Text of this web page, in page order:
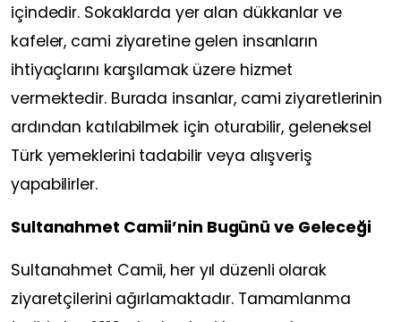
içindedir. Sokaklarda yer alan dükkanlar ve
kafeler, cami ziyaretine gelen insanların
ihtiyaçlarını karşılamak üzere hizmet
vermektedir. Burada insanlar, cami ziyaretlerinin
ardından katılabilmek için oturabilir, geleneksel
Türk yemeklerini tadabilir veya alışveriş
yapabilirler.
Sultanahmet Camii’nin Bugünü ve Geleceği
Sultanahmet Camii, her yıl düzenli olarak
ziyaretçilerini ağırlamaktadır. Tamamlanma